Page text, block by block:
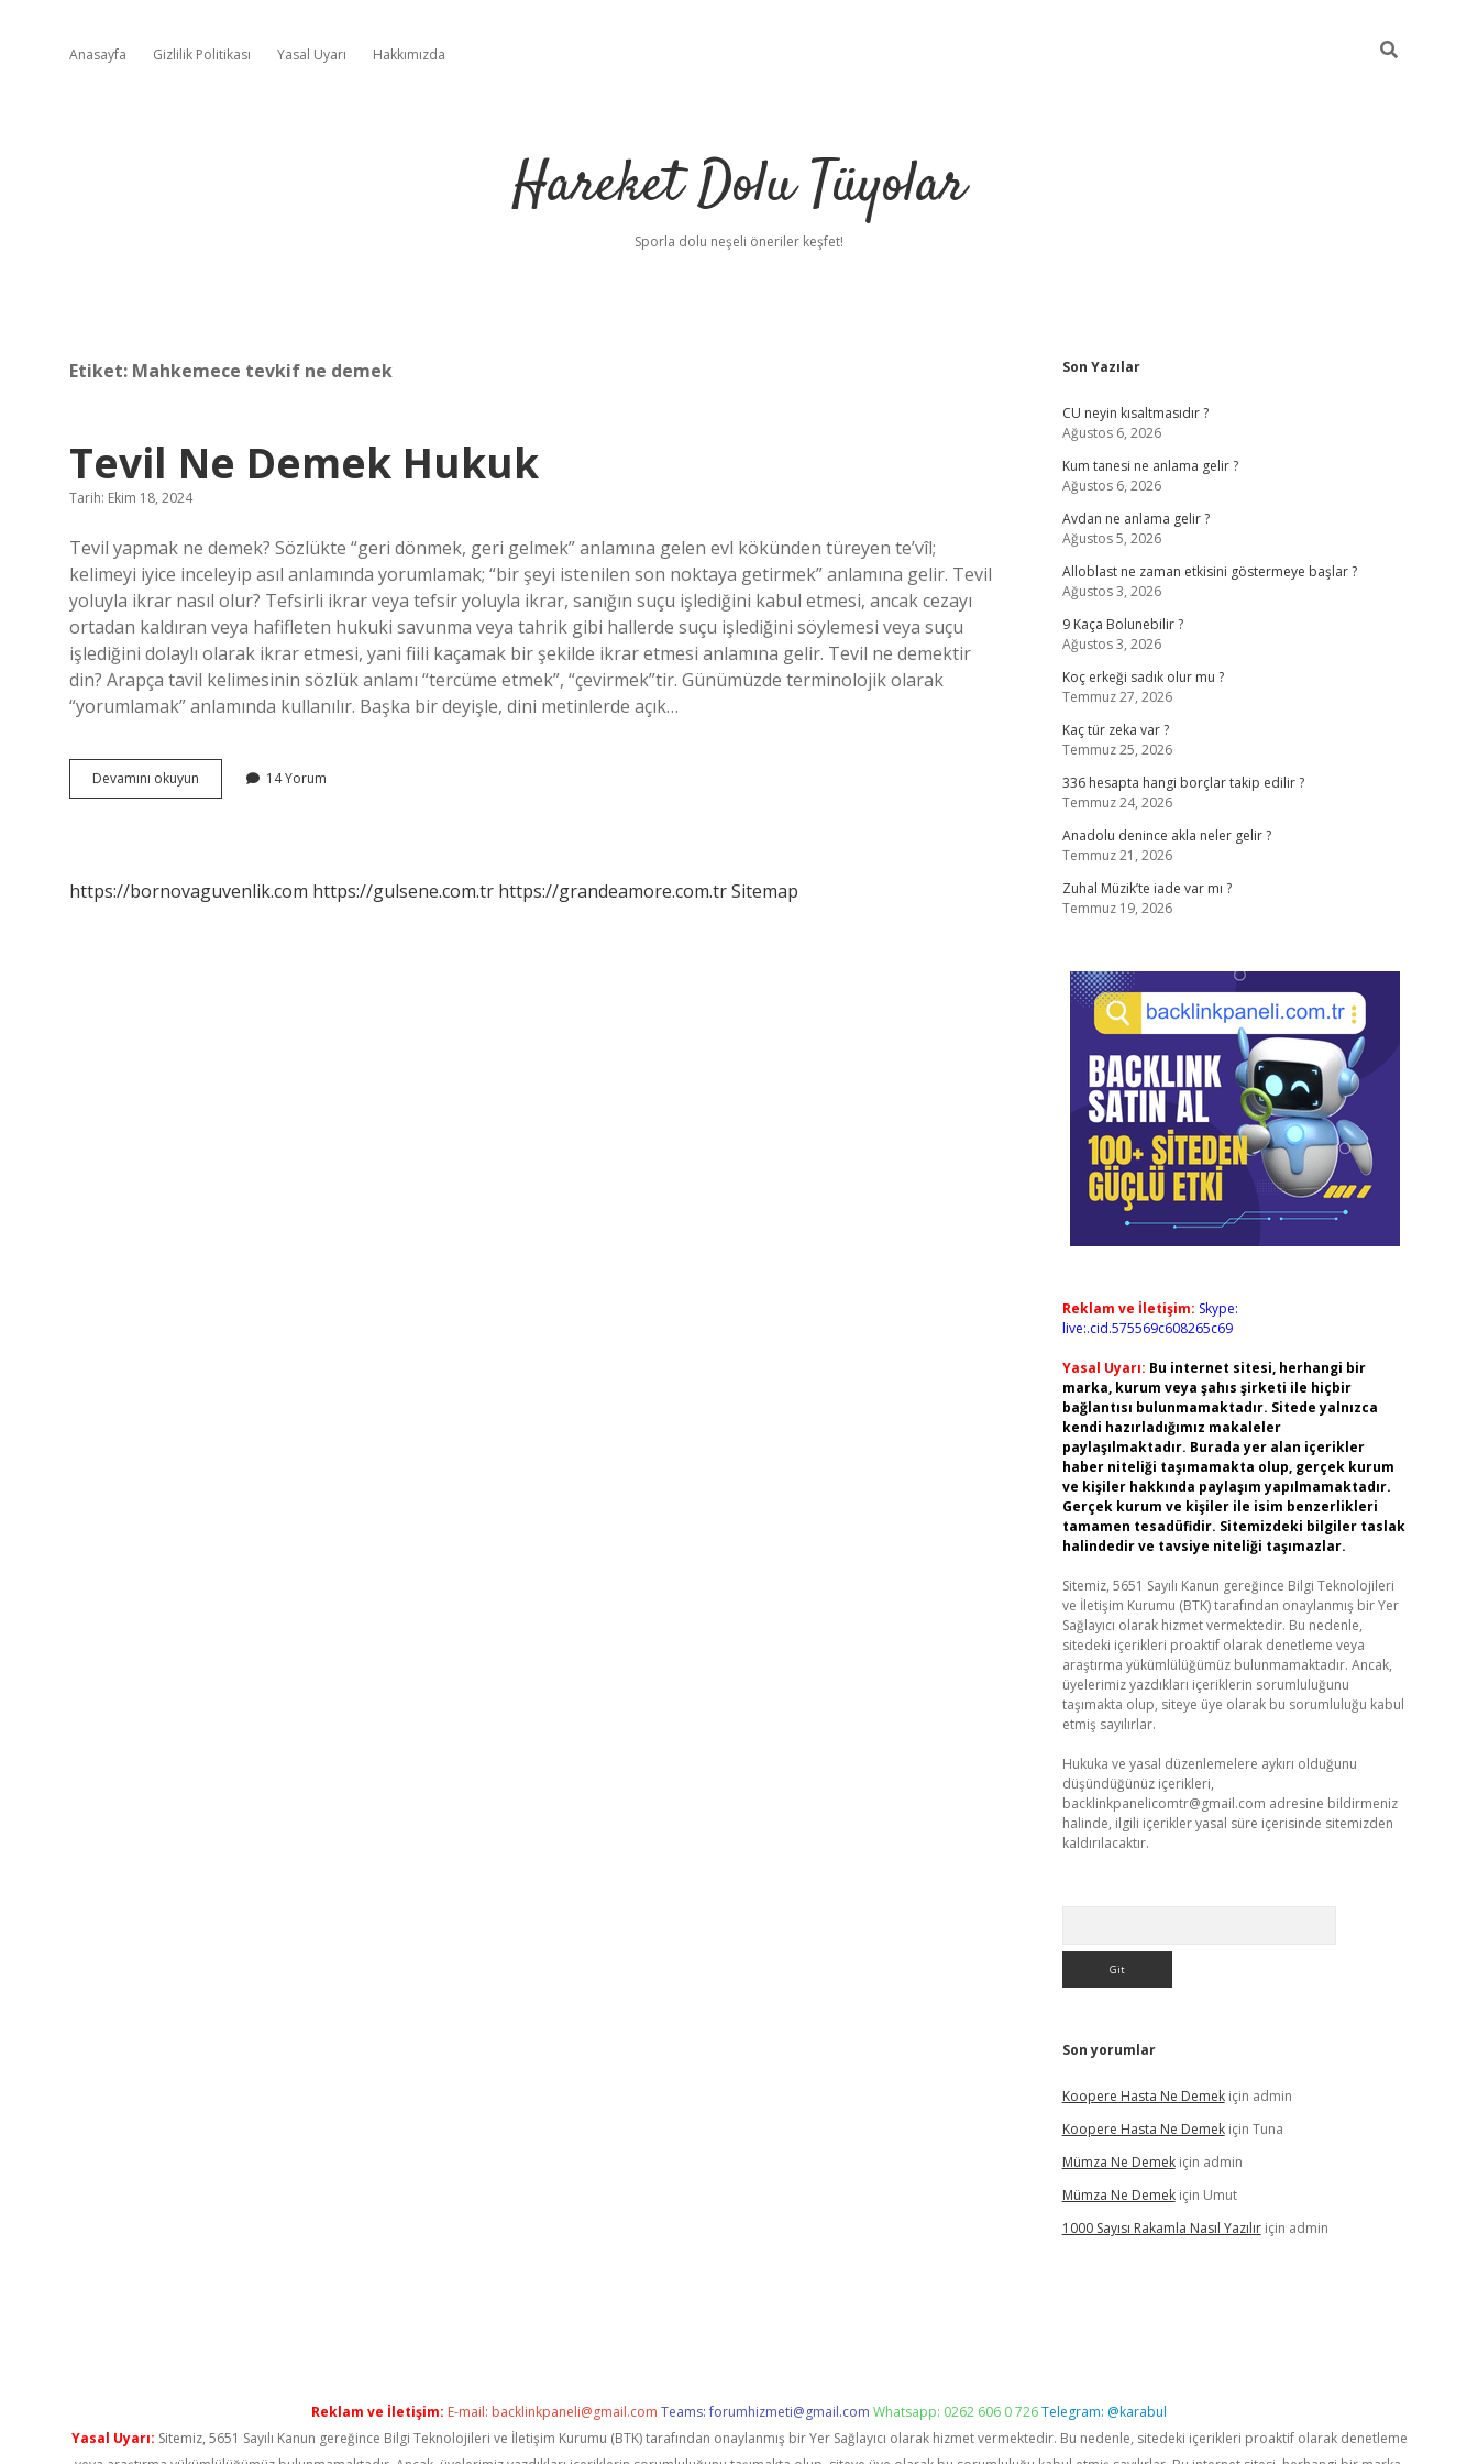
Anasayfa Gizlilik Politikası Yasal Uyarı Hakkımızda
Hareket Dolu Tüyolar
Sporla dolu neşeli öneriler keşfet!
Etiket: Mahkemece tevkif ne demek
Tevil Ne Demek Hukuk
Tarih: Ekim 18, 2024
Tevil yapmak ne demek? Sözlükte “geri dönmek, geri gelmek” anlamına gelen evl kökünden türeyen te’vîl;
kelimeyi iyice inceleyip asıl anlamında yorumlamak; “bir şeyi istenilen son noktaya getirmek” anlamına gelir. Tevil
yoluyla ikrar nasıl olur? Tefsirli ikrar veya tefsir yoluyla ikrar, sanığın suçu işlediğini kabul etmesi, ancak cezayı
ortadan kaldıran veya hafifleten hukuki savunma veya tahrik gibi hallerde suçu işlediğini söylemesi veya suçu
işlediğini dolaylı olarak ikrar etmesi, yani fiili kaçamak bir şekilde ikrar etmesi anlamına gelir. Tevil ne demektir
din? Arapça tavil kelimesinin sözlük anlamı “tercüme etmek”, “çevirmek”tir. Günümüzde terminolojik olarak
“yorumlamak” anlamında kullanılır. Başka bir deyişle, dini metinlerde açık…
Devamını okuyun
Ne
14 Yorum
https://bornovaguvenlik.com https://gulsene.com.tr https://grandeamore.com.trSitemap
Sidebar
Son Yazılar
CU neyin kısaltmasıdır ?
Ağustos 6, 2026
Kum tanesi ne anlama gelir ?
Ağustos 6, 2026
Avdan ne anlama gelir ?
Ağustos 5, 2026
Alloblast ne zaman etkisini göstermeye başlar ?
Ağustos 3, 2026
9 Kaça Bolunebilir ?
Ağustos 3, 2026
Koç erkeği sadık olur mu ?
Temmuz 27, 2026
Kaç tür zeka var ?
Temmuz 25, 2026
336 hesapta hangi borçlar takip edilir ?
Temmuz 24, 2026
Anadolu denince akla neler gelir ?
Temmuz 21, 2026
Zuhal Müzik’te iade var mı ?
Temmuz 19, 2026
Reklam ve İletişim: Skype:
live:.cid.575569c608265c69
Yasal Uyarı: Bu internet sitesi, herhangi bir
marka, kurum veya şahıs şirketi ile hiçbir
bağlantısı bulunmamaktadır. Sitede yalnızca
kendi hazırladığımız makaleler
paylaşılmaktadır. Burada yer alan içerikler
haber niteliği taşımamakta olup, gerçek kurum
ve kişiler hakkında paylaşım yapılmamaktadır.
Gerçek kurum ve kişiler ile isim benzerlikleri
tamamen tesadüfidir. Sitemizdeki bilgiler taslak
halindedir ve tavsiye niteliği taşımazlar.
Sitemiz, 5651 Sayılı Kanun gereğince Bilgi Teknolojileri
ve İletişim Kurumu (BTK) tarafından onaylanmış bir Yer
Sağlayıcı olarak hizmet vermektedir. Bu nedenle,
sitedeki içerikleri proaktif olarak denetleme veya
araştırma yükümlülüğümüz bulunmamaktadır. Ancak,
üyelerimiz yazdıkları içeriklerin sorumluluğunu
taşımakta olup, siteye üye olarak bu sorumluluğu kabul
etmiş sayılırlar.
Hukuka ve yasal düzenlemelere aykırı olduğunu
düşündüğünüz içerikleri,
backlinkpanelicomtr@gmail.com adresine bildirmeniz
halinde, ilgili içerikler yasal süre içerisinde sitemizden
kaldırılacaktır.
Son yorumlar
Koopere Hasta Ne Demekiçin admin
Koopere Hasta Ne Demekiçin Tuna
Mümza Ne Demekiçin admin
Mümza Ne Demekiçin Umut
1000 Sayısı Rakamla Nasıl Yazılıriçin admin
Reklam ve İletişim: E-mail: backlinkpaneli@gmail.com Teams:forumhizmeti@gmail.com Whatsapp: 0262 606 0 726Telegram: @karabul
Yasal Uyarı: Sitemiz, 5651 Sayılı Kanun gereğince Bilgi Teknolojileri ve İletişim Kurumu (BTK) tarafından onaylanmış bir Yer Sağlayıcı olarak hizmet vermektedir. Bu nedenle, sitedeki içerikleri proaktif olarak denetleme